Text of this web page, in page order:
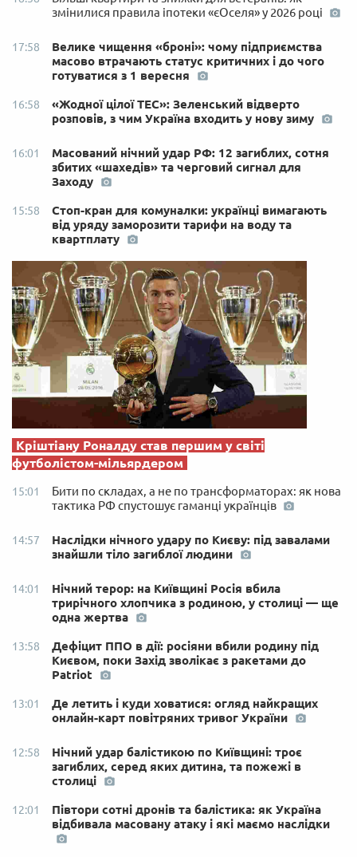
змінилися правила іпотеки «єОселя» у 2026 році
17:58
Велике чищення «броні»: чому підприємства
масово втрачають статус критичних і до чого
готуватися з 1 вересня
16:58
«Жодної цілої ТЕС»: Зеленський відверто
розповів, з чим Україна входить у нову зиму
16:01
Масований нічний удар РФ: 12 загиблих, сотня
збитих «шахедів» та черговий сигнал для
Заходу
15:58
Стоп-кран для комуналки: українці вимагають
від уряду заморозити тарифи на воду та
квартплату
Кріштіану Роналду став першим у світі
футболістом-мільярдером
15:01
Бити по складах, а не по трансформаторах: як нова
тактика РФ спустошує гаманці українців
14:57
Наслідки нічного удару по Києву: під завалами
знайшли тіло загиблої людини
14:01
Нічний терор: на Київщині Росія вбила
трирічного хлопчика з родиною, у столиці — ще
одна жертва
13:58
Дефіцит ППО в дії: росіяни вбили родину під
Києвом, поки Захід зволікає з ракетами до
Patriot
13:01
Де летить і куди ховатися: огляд найкращих
онлайн-карт повітряних тривог України
12:58
Нічний удар балістикою по Київщині: троє
загиблих, серед яких дитина, та пожежі в
столиці
12:01
Півтори сотні дронів та балістика: як Україна
відбивала масовану атаку і які маємо наслідки